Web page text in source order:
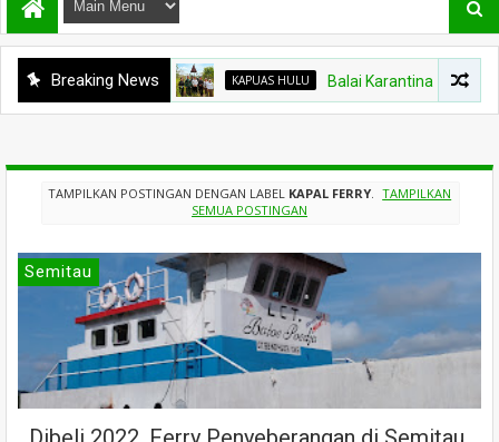
Breaking News KAPUAS HULU Balai Karantina Kalbar
TAMPILKAN POSTINGAN DENGAN LABEL KAPAL FERRY. TAMPILKAN
SEMUA POSTINGAN
Semitau